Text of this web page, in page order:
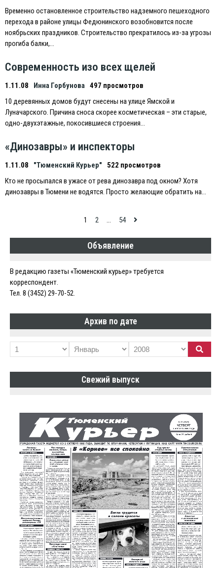
Временно остановленное строительство надземного пешеходного
перехода в районе улицы Федюнинского возобновится после
ноябрьских праздников. Строительство прекратилось из-за угрозы
прогиба балки,…
Современность изо всех щелей
1.11.08 Инна Горбунова
497 просмотров
10 деревянных домов будут снесены на улице Ямской и
Луначарского. Причина сноса скорее косметическая – эти старые,
одно-двухэтажные, покосившиеся строения…
«Динозавры» и инспекторы
1.11.08 "Тюменский Курьер"
522 просмотров
Кто не просыпался в ужасе от рева динозавра под окном? Хотя
динозавры в Тюмени не водятся. Просто желающие обратить на…
по
записям
1 2 54
Объявление
В редакцию газеты «Тюменский курьер» требуется
корреспондент.
Тел. 8 (3452) 29-70-52.
Архив по дате
Свежий выпуск